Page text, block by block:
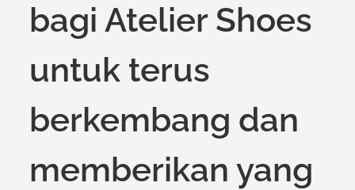
bagi Atelier Shoes
untuk terus
berkembang dan
memberikan yang